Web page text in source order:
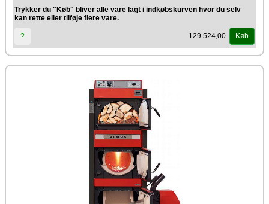
Trykker du "Køb" bliver alle vare lagt i indkøbskurven hvor du selv
kan rette eller tilføje flere vare.
? 129.524,00 Køb